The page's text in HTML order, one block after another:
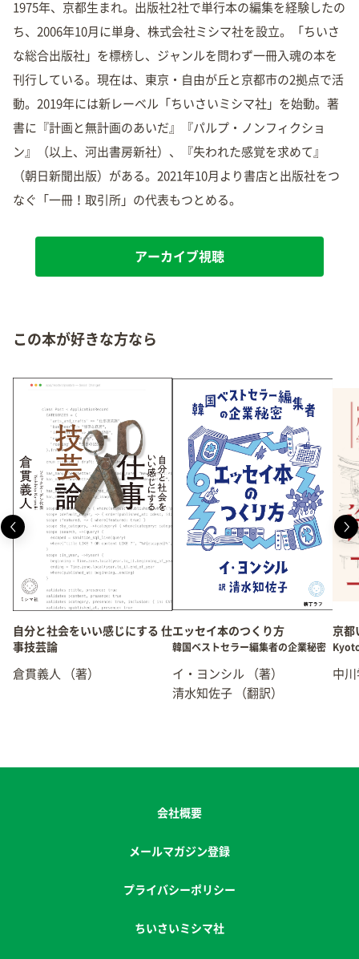
1975年、京都生まれ。出版社2社で単行本の編集を経験したの
ち、2006年10月に単身、株式会社ミシマ社を設立。「ちいさ
な総合出版社」を標榜し、ジャンルを問わず一冊入魂の本を
刊行している。現在は、東京・自由が丘と京都市の2拠点で活
動。2019年には新レーベル「ちいさいミシマ社」を始動。著
書に『計画と無計画のあいだ』『パルプ・ノンフィクショ
ン』（以上、河出書房新社）、『失われた感覚を求めて』
（朝日新聞出版）がある。2021年10月より書店と出版社をつ
なぐ「一冊！取引所」の代表もつとめる。
アーカイブ視聴
この本が好きな方なら
自分と社会をいい感じにする 仕
事技芸論
倉貫義人 （著）
エッセイ本のつくり方
韓国ベストセラー編集者の企業秘密
イ・ヨンシル
（著）
清水知佐子
（翻訳）
京都
中川
会社概要
メールマガジン登録
プライバシーポリシー
ちいさいミシマ社